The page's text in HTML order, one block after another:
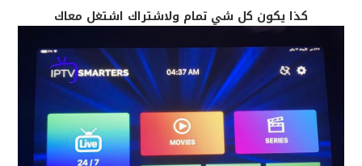
كذا يكون كل شي تمام ولاشتراك اشتغل معاك